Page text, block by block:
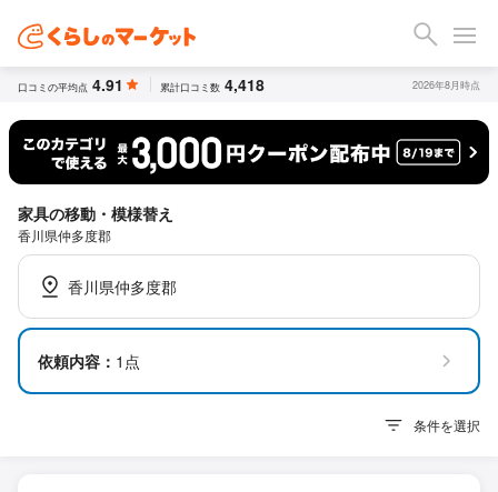
口コミの平均点 4.91 累計口コミ数 4,418 2026年8月時点
家具の移動・模様替え
香川県仲多度郡
香川県仲多度郡
依頼内容： 1点
条件を選択